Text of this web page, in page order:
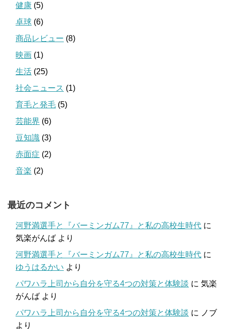
健康 (5)
卓球 (6)
商品レビュー (8)
映画 (1)
生活 (25)
社会ニュース (1)
育毛と発毛 (5)
芸能界 (6)
豆知識 (3)
赤面症 (2)
音楽 (2)
最近のコメント
河野満選手と『バーミンガム77』と私の高校生時代 に
気楽がんば より
河野満選手と『バーミンガム77』と私の高校生時代 に
ゆうはるかい より
パワハラ上司から自分を守る4つの対策と体験談 に 気楽
がんば より
パワハラ上司から自分を守る4つの対策と体験談 に ノブ
より